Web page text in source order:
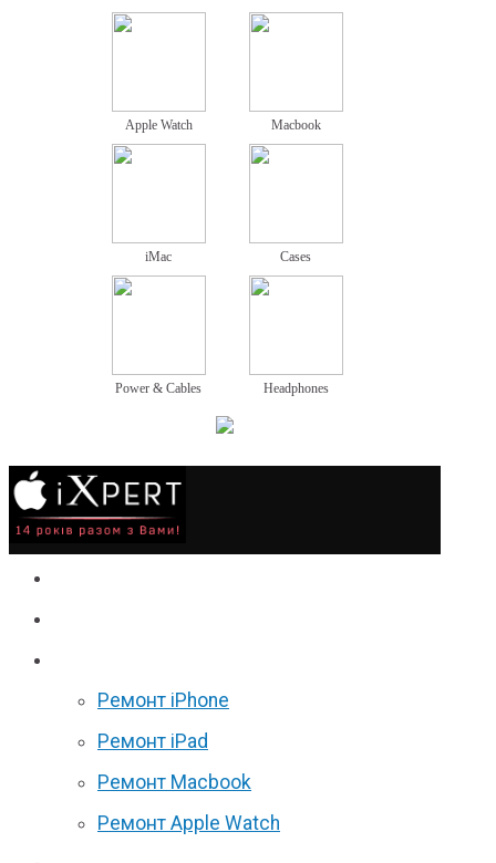
Apple Watch Macbook
iMac Cases
Power & Cables Headphones
Ремонт iPhone
Ремонт iPad
Ремонт Macbook
Ремонт Apple Watch